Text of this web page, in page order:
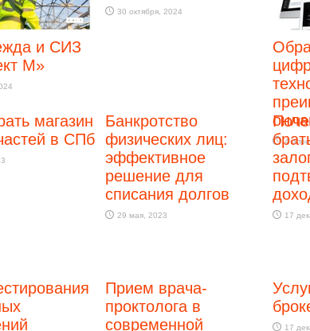
и СИЗ
М»
30 октября, 2024
4
магазин
в СПб
Банкротство
физических лиц:
эффективное
решение для
списания долгов
29 мая, 2023 17
Прием врача-
проктолога в
современной
17